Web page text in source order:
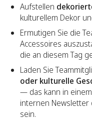
Aufstellen
kulturellem Dekor
Ermutigen Sie die
Accessoires
die an diesem Tag
Laden Sie
oder kulturelle
— das kann in
internen Newsletter
sein.